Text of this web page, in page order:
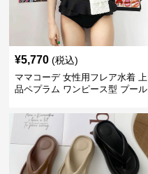
¥5,770 (税込)
ママコーデ 女性用フレア水着 上
品ペプラム ワンピース型 プール